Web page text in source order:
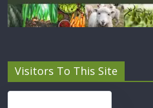
Visitors To This Site